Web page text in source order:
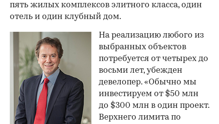
пять жилых комплексов элитного класса, один
отель и один клубный дом.
На реализацию любого из
выбранных объектов
потребуется от четырех до
восьми лет, убежден
девелопер. «Обычно мы
инвестируем от $50 млн
до $300 млн в один проект.
Верхнего лимита по